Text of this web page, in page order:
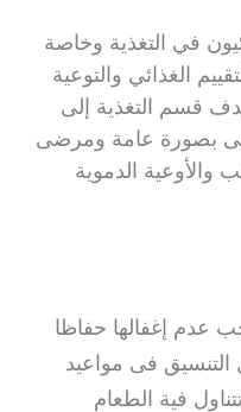
في التغذية وخاصة
الغذائي والتوعية
قسم التغذية إلى
بصورة عامة ومرضى
الدموية
عدم إغفالها حفاظا
فى مواعيد
فية الطعام